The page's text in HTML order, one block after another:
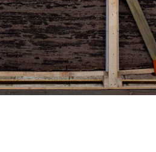
IDS (Китай)
QuartzForms (Германия)
Samsung Radianz (Южная
Корея)
Silestone (Испания)
Smart Quartz (Китай)